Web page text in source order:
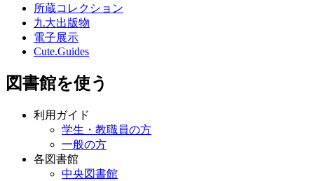
所蔵コレクション
九大出版物
電子展示
Cute.Guides
図書館を使う
利用ガイド
学生・教職員の方
一般の方
各図書館
中央図書館